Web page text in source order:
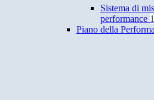
Sistema di
performance 1
Piano della